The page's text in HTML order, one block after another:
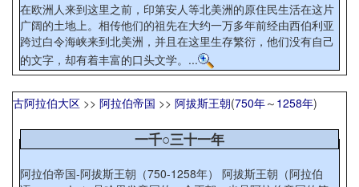
在欧洲人来到这里之前，印第安人等北美洲的原住民生活在这片
广阔的土地上。相传他们的祖先在大约一万多年前经由西伯利亚
跨过白令海峡来到北美洲，并且在这里生存繁衍，他们没有自己
的文字，却有着丰富的口头文学。...
古阿拉伯大区 >> 阿拉伯帝国 >> 阿拔斯王朝(750年～ 1258年)
一千○三十一年
阿拉伯帝国-阿拔斯王朝（750-1258年） 阿拔斯王朝（阿拉伯